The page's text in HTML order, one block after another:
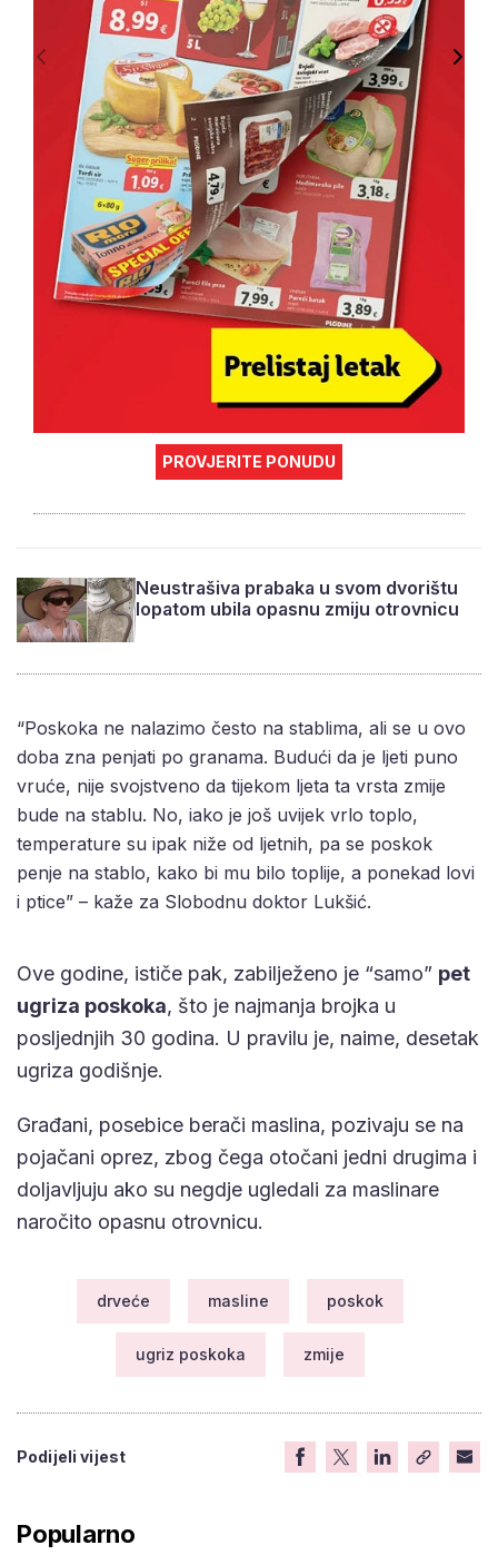
PROVJERITE PONUDU
Neustrašiva prabaka u svom dvorištu
lopatom ubila opasnu zmiju otrovnicu
“Poskoka ne nalazimo često na stablima, ali se u ovo
doba zna penjati po granama. Budući da je ljeti puno
vruće, nije svojstveno da tijekom ljeta ta vrsta zmije
bude na stablu. No, iako je još uvijek vrlo toplo,
temperature su ipak niže od ljetnih, pa se poskok
penje na stablo, kako bi mu bilo toplije, a ponekad lovi
i ptice” – kaže za Slobodnu doktor Lukšić.
Ove godine, ističe pak, zabilježeno je “samo” pet
ugriza poskoka, što je najmanja brojka u
posljednjih 30 godina. U pravilu je, naime, desetak
ugriza godišnje.
Građani, posebice berači maslina, pozivaju se na
pojačani oprez, zbog čega otočani jedni drugima i
doljavljuju ako su negdje ugledali za maslinare
naročito opasnu otrovnicu.
drveće masline poskok
ugriz poskoka zmije
Podijeli vijest
Popularno